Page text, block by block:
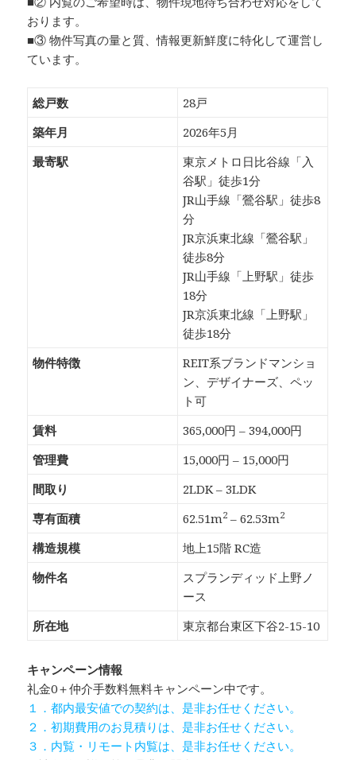
おります。
■③ 物件写真の量と質、情報更新鮮度に特化して運営し
ています。
総戸数
28戸
築年月
2026年5月
最寄駅
東京メトロ日比谷線「入
谷駅」徒歩1分
JR山手線「鶯谷駅」徒歩8
分
JR京浜東北線「鶯谷駅」
徒歩8分
JR山手線「上野駅」徒歩
18分
JR京浜東北線「上野駅」
徒歩18分
物件特徴
REIT系ブランドマンショ
ン、デザイナーズ、ペッ
ト可
賃料
365,000円 – 394,000円
管理費
15,000円 – 15,000円
間取り
2LDK – 3LDK
専有面積
62.51m2 – 62.53m2
構造規模
地上15階 RC造
物件名
スプランディッド上野ノ
ース
所在地
東京都台東区下谷2-15-10
キャンペーン情報
礼金0＋仲介手数料無料キャンペーン中です。
１．都内最安値での契約は、是非お任せください。
２．初期費用のお見積りは、是非お任せください。
３．内覧・リモート内覧は、是非お任せください。